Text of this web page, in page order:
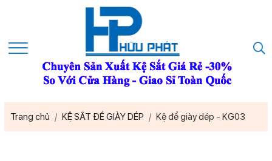
Trang chủ KỆ SẮT ĐỂ GIÀY DÉP Kệ để giày dép - KG03